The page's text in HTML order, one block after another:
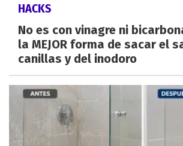
HACKS
No es con vinagre ni
la MEJOR forma de sacar el
canillas y del inodoro